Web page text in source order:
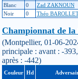
Blanc
0 Zad ZAKNOUN
Noir
0 Théo
Championnat de
(Montpellier, 01-06-
principale : avant : -
après : -442)
Couleur Hd